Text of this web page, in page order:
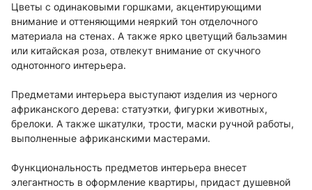
Цветы с одинаковыми горшками, акцентирующими
внимание и оттеняющими неяркий тон отделочного
материала на стенах. А также ярко цветущий бальзамин
или китайская роза, отвлекут внимание от скучного
однотонного интерьера.
Предметами интерьера выступают изделия из черного
африканского дерева: статуэтки, фигурки животных,
брелоки. А также шкатулки, трости, маски ручной работы,
выполненные африканскими мастерами.
Функциональность предметов интерьера внесет
элегантность в оформление квартиры, придаст душевной